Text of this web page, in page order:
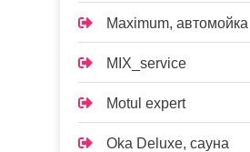
Maximum, автомойка
MIX_service
Motul expert
Oka Deluxe, сауна